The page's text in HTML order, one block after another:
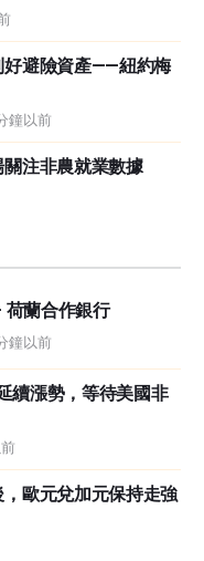
好避險資產——紐約梅
鐘以前
注非農就業數據
荷蘭合作銀行
鐘以前
續漲勢，等待美國非
歐元兌加元保持走強